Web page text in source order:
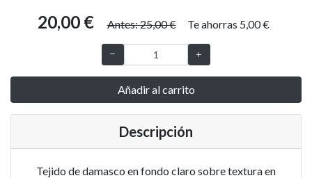
20,00 € Antes: 25,00 € Te ahorras 5,00 €
Añadir al carrito
Descripción
Tejido de damasco en fondo claro sobre textura en